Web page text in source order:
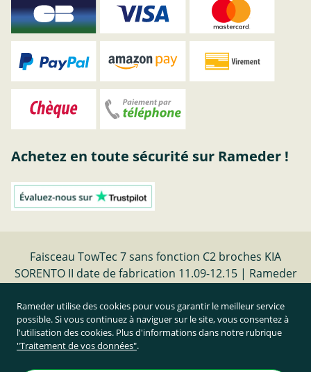
Achetez en toute sécurité sur Rameder !
Faisceau TowTec 7 sans fonction C2 broches KIA
SORENTO II date de fabrication 11.09-12.15 | Rameder
Résilier le contrat
Prix TTC et hors frais de port
Rameder utilise des cookies pour vous garantir le meilleur service
possible. Si vous continuez à naviguer sur le site, vous consentez à
l'utilisation des cookies. Plus d'informations dans notre rubrique
"Traitement de vos données".